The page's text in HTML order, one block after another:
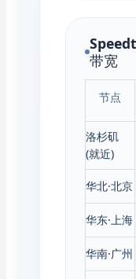
带宽
节点
洛杉矶
(就近)
华北·北京
华东·上海
华南·广州